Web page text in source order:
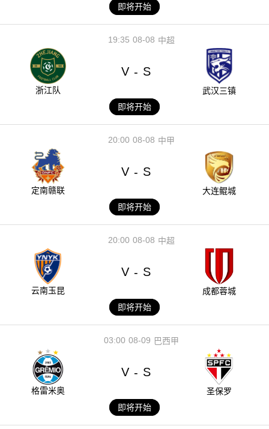
即将开始
08-08
19:35 中超
浙江队
V - S
武汉三镇
即将开始
08-08
20:00 中甲
定南赣联
V - S
大连鲲城
即将开始
08-08
20:00 中超
云南玉昆
V - S
成都蓉城
即将开始
08-09
03:00 巴西甲
格雷米奥
V - S
圣保罗
即将开始